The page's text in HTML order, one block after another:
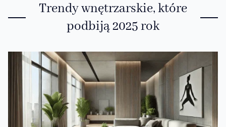
Trendy wnętrzarskie, które
podbiją 2025 rok